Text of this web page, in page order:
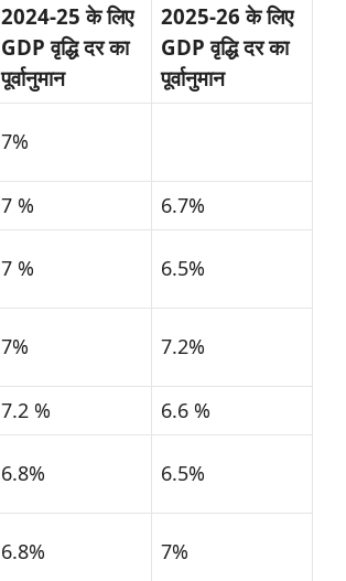
2024-25 के लिए
GDP वृद्धि दर का
पूर्वानुमान
2025-26 के लिए
GDP वृद्धि दर का
पूर्वानुमान
7%
7 %
6.7%
7 % 6.5%
7% 7.2%
7.2 %
6.6 %
6.8% 6.5%
6.8% 7%